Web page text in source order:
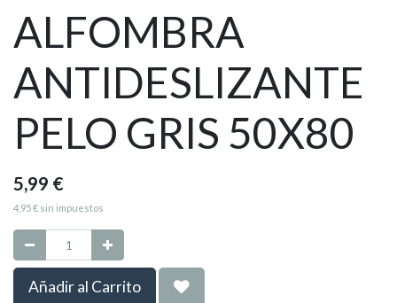
ALFOMBRA
ANTIDESLIZANTE
PELO GRIS 50X80
5,99 €
4,95€ sin impuestos
Añadir al Carrito